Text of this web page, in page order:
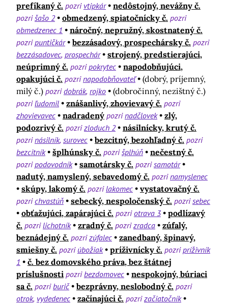
prefíkaný č. pozri vtipkár
nedôstojný, nevážny č.
pozrišašo 2 obmedzený, spiatočnícky č. pozri
obmedzenec 1
náročný, nepružný, skostnatený č.
pozripuntičkár bezzásadový, prospechársky č. pozri
bezzásadovec prospechár
strojený, predstierajúci,
neúprimný č. pozripokrytec
napodobňujúci,
opakujúci č. pozrinapodobňovateľ
(dobrý, príjemný,
milý č.) pozridobrák rojko
(dobročinný, nezištný č.)
pozriľudomil znášanlivý, zhovievavý č. pozri
zhovievavec
nadradený pozrinadčlovek
zlý,
podozrivý č. pozrizloduch 2
násilnícky, krutý č.
pozrinásilník surovec bezcitný, bezohľadný č. pozri
bezcitník
šplhúnsky č. pozrišplhúň
nečestný č.
pozripodovodník samotársky č. pozrisamotár
nadutý, namyslený, sebavedomý č. pozrinamyslenec
skúpy, lakomý č. pozrilakomec
vystatovačný č.
pozrichvastúň sebecký, nespoločenský č. pozrisebec
obťažujúci, zapárajúci č. pozriotrava 3
podlízavý
č. pozrilichotník zradný č. pozrizradca
zúfalý,
beznádejný č. pozrizúfalec
zanedbaný, špinavý,
smiešny č. pozri úbožiak príživnícky č. pozripríživník
1
č. bez domovského práva, bez štátnej
príslušnosti pozribezdomovec
nespokojný, búriaci
sa č. pozriburič bezprávny, neslobodný č. pozri
otrok vydedenec začínajúci č. pozrizačiatočník